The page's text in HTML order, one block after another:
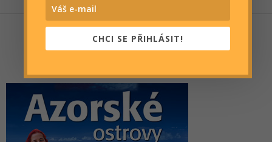
CHCI SE PŘIHLÁSIT!